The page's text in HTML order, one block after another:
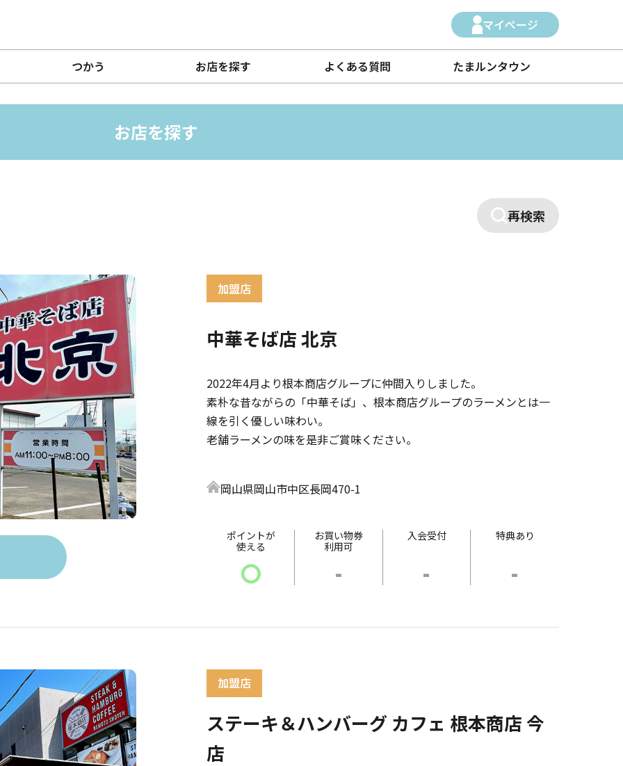
マイページ
つかう お店を探す よくある質問 たまルンタウン
お店を探す
再検索
中華そば店 北京
2022年4月より根本商店グループに仲間入りしました。
素朴な昔ながらの「中華そば」、根本商店グループのラーメンとは一
線を引く優しい味わい。
老舗ラーメンの味を是非ご賞味ください。
岡山県岡山市中区長岡470-1
ポイントが
使える
〇
お買い物券
利用可
-
入会受付
-
特典あり
-
ステーキ＆ハンバーグ カフェ 根本商店 今
店